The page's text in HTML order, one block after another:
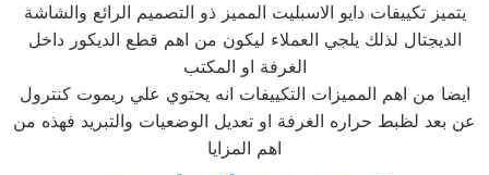
يتميز تكييفات دايو الاسبليت المميز ذو التصميم الرائع والشاشة
الديجتال لذلك يلجي العملاء ليكون من اهم قطع الديكور داخل
الغرفة او المكتب
ايضا من اهم المميزات التكييفات انه يحتوي علي ريموت كنترول
عن بعد لظبط حراره الغرفة او تعديل الوضعيات والتبريد فهذه من
اهم المزايا